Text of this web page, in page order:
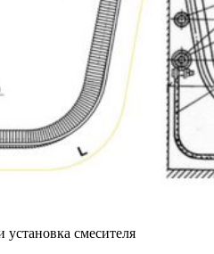
смесителя